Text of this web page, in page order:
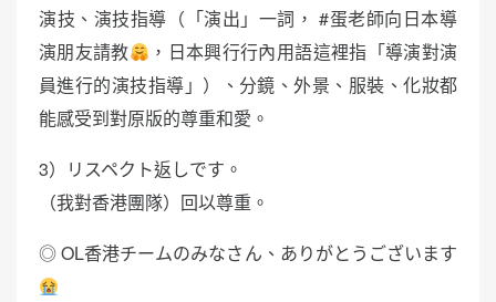
演技、演技指導（「演出」一詞， #蛋老師向日本導
演朋友請教
，日本興行行內用語這裡指「導演對演
員進行的演技指導」）、分鏡、外景、服裝、化妝都
能感受到對原版的尊重和愛。
3）リスペクト返しです。
（我對香港團隊）回以尊重。
◎ OL香港チームのみなさん、ありがとうございます